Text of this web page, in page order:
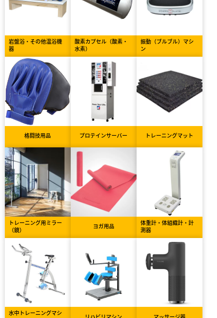
岩盤浴・その他温浴機
器
酸素カプセル（酸素・
水素）
振動（ブルブル）マシ
ン
格闘技用品 プロテインサーバー トレーニングマット
トレーニング用ミラー
（鏡）
ヨガ用品
体重計・体組織計・計
測器
水中トレーニングマシ
リハビリマシン マッサージ器